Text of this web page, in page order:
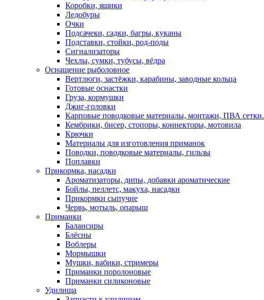
Коробки, ящики
Ледобуры
Очки
Подсачеки, садки, багры, куканы
Подставки, стойки, род-поды
Сигнализаторы
Чехлы, сумки, тубусы, вёдра
Оснащение рыболовное
Вертлюги, застёжки, карабины, заводные кольца
Готовые оснастки
Груза, кормушки
Джиг-головки
Карповые поводковые материалы, монтажи, ПВА сетки.
Кембрики, бисер, стопоры, коннекторы, мотовила
Крючки
Материалы для изготовления приманок
Поводки, поводковые материалы, гильзы
Поплавки
Прикормка, насадки
Ароматизаторы, дипы, добавки ароматические
Бойлы, пеллетс, макуха, насадки
Прикормки сыпучие
Червь, мотыль, опарыш
Приманки
Балансиры
Блёсны
Воблеры
Мормышки
Мушки, вабики, стримеры
Приманки поролоновые
Приманки силиконовые
Удилища